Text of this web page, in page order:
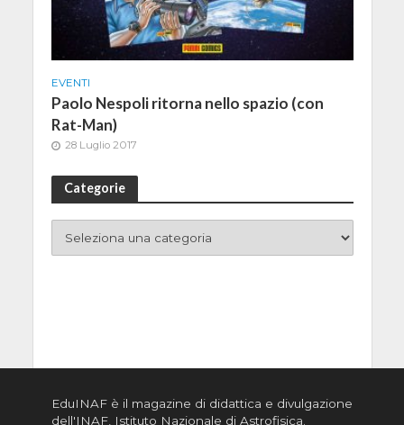
EVENTI
Paolo Nespoli ritorna nello spazio (con
Rat-Man)
28 Luglio 2017
Categorie
EduINAF è il magazine di didattica e divulgazione
dell'INAF, Istituto Nazionale di Astrofisica.